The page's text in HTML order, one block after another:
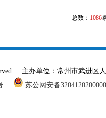
总数： 1086
主办单位：常州市武进
苏公网安备